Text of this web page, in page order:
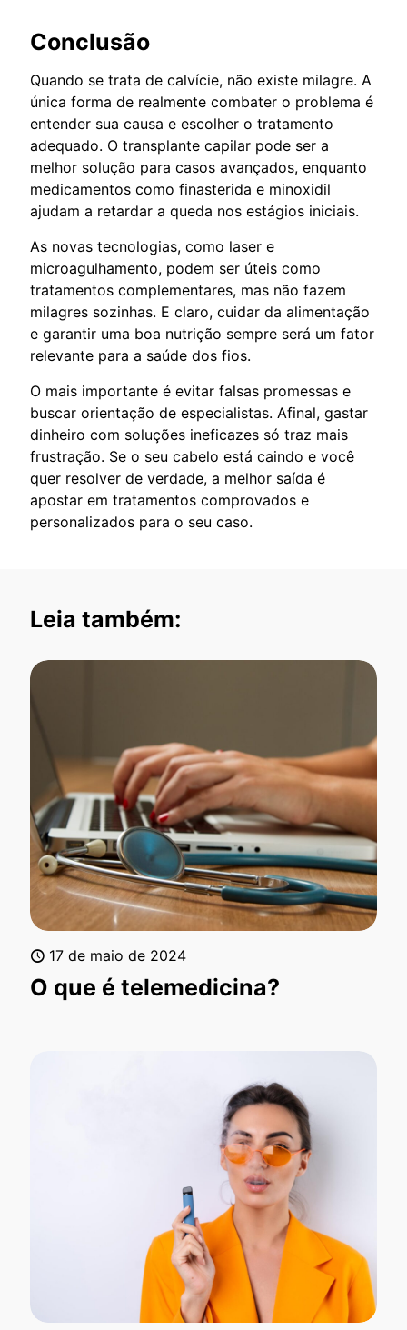
Conclusão
Quando se trata de calvície, não existe milagre. A
única forma de realmente combater o problema é
entender sua causa e escolher o tratamento
adequado. O transplante capilar pode ser a
melhor solução para casos avançados, enquanto
medicamentos como finasterida e minoxidil
ajudam a retardar a queda nos estágios iniciais.
As novas tecnologias, como laser e
microagulhamento, podem ser úteis como
tratamentos complementares, mas não fazem
milagres sozinhas. E claro, cuidar da alimentação
e garantir uma boa nutrição sempre será um fator
relevante para a saúde dos fios.
O mais importante é evitar falsas promessas e
buscar orientação de especialistas. Afinal, gastar
dinheiro com soluções ineficazes só traz mais
frustração. Se o seu cabelo está caindo e você
quer resolver de verdade, a melhor saída é
apostar em tratamentos comprovados e
personalizados para o seu caso.
Leia também:
17 de maio de 2024
O que é telemedicina?